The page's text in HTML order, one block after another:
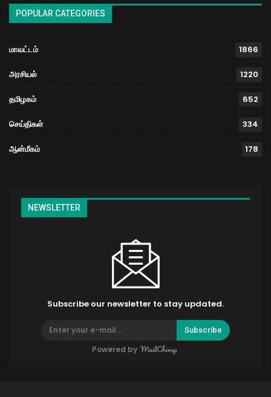
POPULAR CATEGORIES
மாவட்டம் 1866
அரசியல் 1220
தமிழகம் 652
செய்திகள் 334
ஆன்மீகம் 178
NEWSLETTER
Subscribe our newsletter to stay updated.
Subscribe
Powered by